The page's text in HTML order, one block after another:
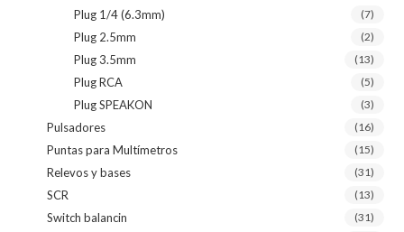
Plug 1/4 (6.3mm) (7)
Plug 2.5mm (2)
Plug 3.5mm (13)
Plug RCA (5)
Plug SPEAKON (3)
Pulsadores (16)
Puntas para Multímetros (15)
Relevos y bases (31)
SCR (13)
Switch balancin (31)